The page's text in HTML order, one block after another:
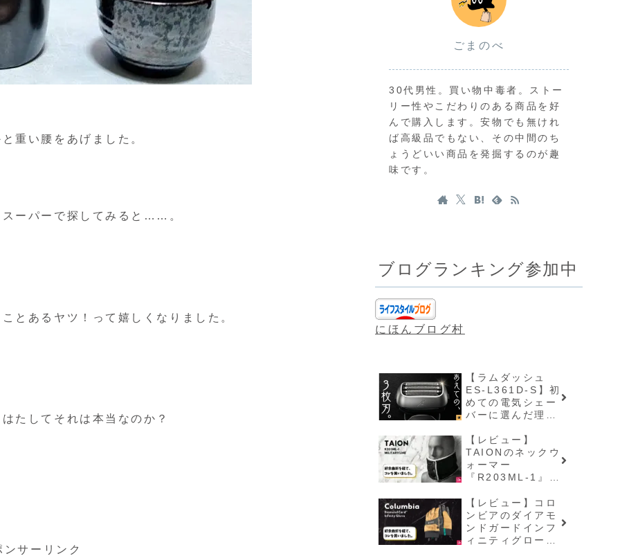
重い腰をあげました。
スーパーで探してみると……。
とあるヤツ！って嬉しくなりました。
たしてそれは本当なのか？
ンサーリンク
ごまのべ
30代男性。買い物中毒者。ストー
リー性やこだわりのある商品を好
んで購入します。安物でも無けれ
ば高級品でもない、その中間のち
ょうどいい商品を発掘するのが趣
味です。
ブログランキング参加中
にほんブログ村
【ラムダッシュ
ES-L361D-S】初
めての電気シェー
バーに選んだ理由
ー】
【レビュー】
TAIONのネックウ
ォーマー
『R203ML-1』の
【レビュー】コロ
ンビアのダイアモ
ンドガードインフ
ィニティグローブ